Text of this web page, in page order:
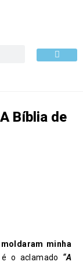
Bíblia de
minha
o aclamado “A